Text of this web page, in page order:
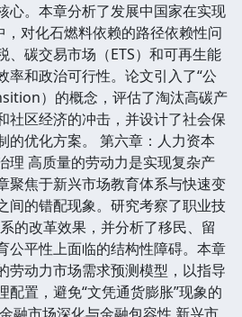
心。本章分析了发展中国家在实现
，对化石燃料依赖的路径依赖性问
、碳交易市场（ETS）和可再生能
率和政治可行性。论文引入了“公
）的概念，评估了淘汰高碳产
社区经济的冲击，并设计了社会保
的优化方案。 第六章：人力资本
理 高质量的劳动力是实现复杂产
聚焦于新兴市场教育体系与快速变
间的错配现象。研究考察了职业技
的改革效果，并分析了移民、留
公平性上面临的结构性障碍。本章
劳动力市场需求预测模型，以指导
配置，避免“文凭通货膨胀”现象的